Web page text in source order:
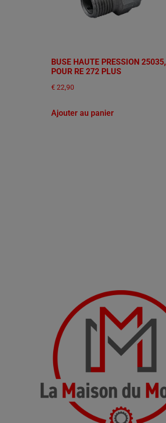
BUSE HAUTE PRESSION 25035,
POUR RE 272 PLUS
€ 22,90
Ajouter au panier